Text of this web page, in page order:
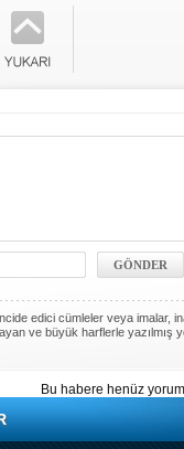
edici cümleler veya imalar,
ve büyük harflerle yazılmış
Bu habere henüz